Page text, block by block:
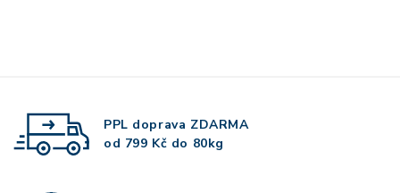
PPL doprava ZDARMA
od 799 Kč do 80kg